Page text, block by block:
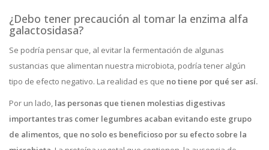
¿Debo tener precaución al tomar la enzima alfa
galactosidasa?
Se podría pensar que, al evitar la fermentación de algunas
sustancias que alimentan nuestra microbiota, podría tener algún
tipo de efecto negativo. La realidad es que no tiene por qué ser así.
Por un lado, las personas que tienen molestias digestivas
importantes tras comer legumbres acaban evitando este grupo
de alimentos, que no solo es beneficioso por su efecto sobre la